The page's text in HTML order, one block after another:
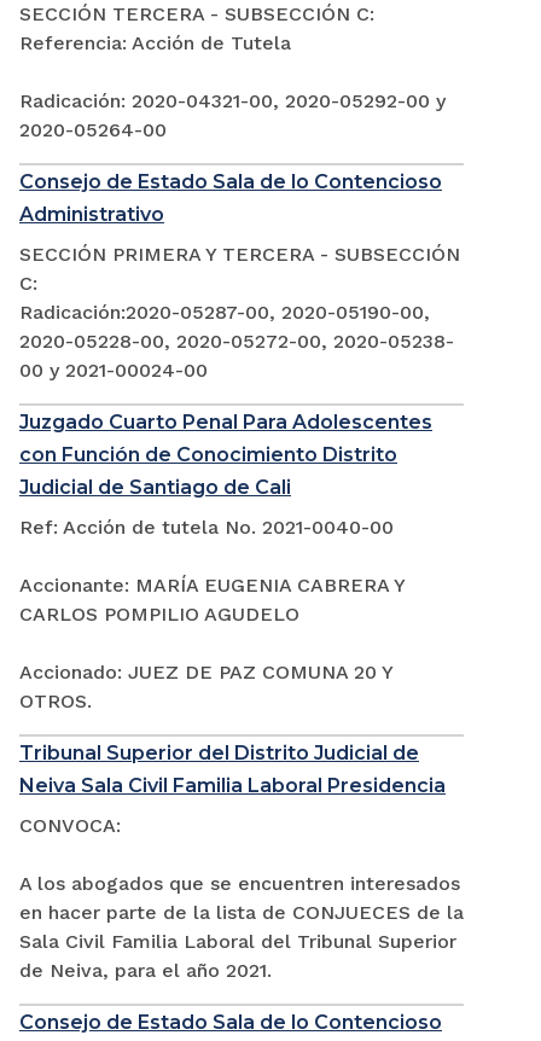
SECCIÓN TERCERA - SUBSECCIÓN C:
Referencia: Acción de Tutela
Radicación: 2020-04321-00, 2020-05292-00 y
2020-05264-00
Consejo de Estado Sala de lo Contencioso
Administrativo
SECCIÓN PRIMERA Y TERCERA - SUBSECCIÓN
C:
Radicación:2020-05287-00, 2020-05190-00,
2020-05228-00, 2020-05272-00, 2020-05238-
00 y 2021-00024-00
Juzgado Cuarto Penal Para Adolescentes
con Función de Conocimiento Distrito
Judicial de Santiago de Cali
Ref: Acción de tutela No. 2021-0040-00
Accionante: MARÍA EUGENIA CABRERA Y
CARLOS POMPILIO AGUDELO
Accionado: JUEZ DE PAZ COMUNA 20 Y
OTROS.
Tribunal Superior del Distrito Judicial de
Neiva Sala Civil Familia Laboral Presidencia
CONVOCA:
A los abogados que se encuentren interesados
en hacer parte de la lista de CONJUECES de la
Sala Civil Familia Laboral del Tribunal Superior
de Neiva, para el año 2021.
Consejo de Estado Sala de lo Contencioso